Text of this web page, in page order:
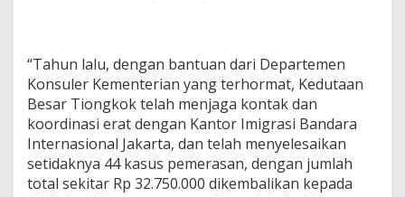
“Tahun lalu, dengan bantuan dari Departemen
Konsuler Kementerian yang terhormat, Kedutaan
Besar Tiongkok telah menjaga kontak dan
koordinasi erat dengan Kantor Imigrasi Bandara
Internasional Jakarta, dan telah menyelesaikan
setidaknya 44 kasus pemerasan, dengan jumlah
total sekitar Rp 32.750.000 dikembalikan kepada